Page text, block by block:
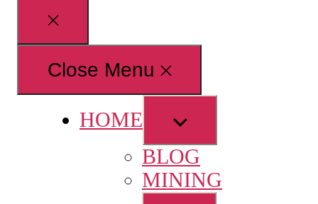
Close
search
Close Menu
HOME
Show
sub
menu
BLOG
MINING